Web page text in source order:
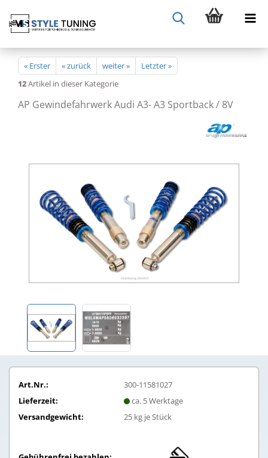
« Erster « zurück weiter »
Letzter »
12Artikel in dieser Kategorie
AP Gewindefahrwerk Audi A3- A3 Sportback / 8V
Art.Nr.:
300-11581027
Lieferzeit:
ca. 5 Werktage
Versandgewicht:
25kg je Stück